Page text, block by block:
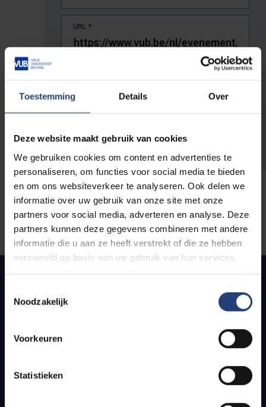
Toestemming Details Over
Deze website maakt gebruik van cookies
We gebruiken cookies om content en advertenties te
personaliseren, om functies voor social media te bieden
en om ons websiteverkeer te analyseren. Ook delen we
informatie over uw gebruik van onze site met onze
partners voor social media, adverteren en analyse. Deze
partners kunnen deze gegevens combineren met andere
informatie die u aan ze heeft verstrekt of die ze hebben
verzameld op basis van uw gebruik van hun services.
Noodzakelijk
Voorkeuren
Statistieken
URL *
De volledige URL van de pagina waar je de fout zag.
Snel naar
Bereikbaarheid